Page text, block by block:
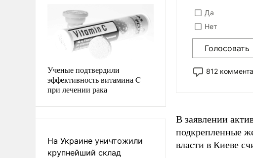
Ученые подтвердили
эффективность витамина C
при лечении рака
На Украине уничтожили
крупнейший склад
Да
Нет
Голосовать
812
В заявлении
подкрепленные
власти в Киеве